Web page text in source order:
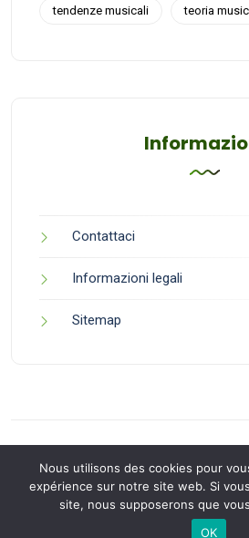
tendenze musicali teoria
Contattaci
Informazioni legali
Sitemap
Back to Top
Nous utilisons des cookies pour
expérience sur notre site web. Si
site, nous supposerons que
OK